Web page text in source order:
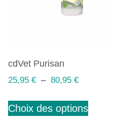
cdVet Purisan
25,95€ – 80,95€
Choix des options